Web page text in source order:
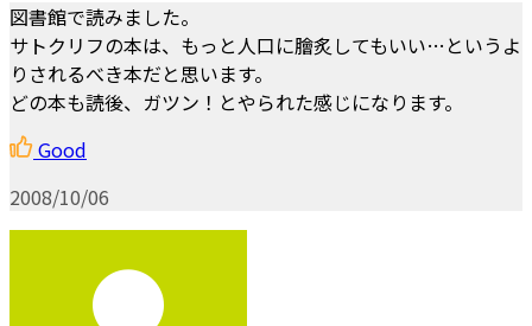
図書館で読みました。
サトクリフの本は、もっと人口に膾炙してもいい…というよ
りされるべき本だと思います。
どの本も読後、ガツン！とやられた感じになります。
Good
2008/10/06